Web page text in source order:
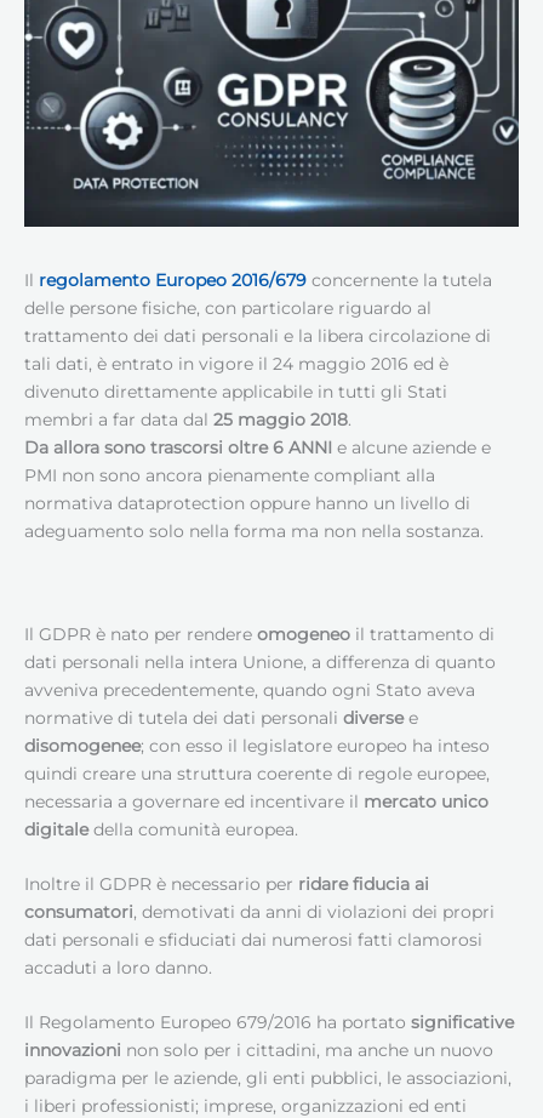
Il regolamento Europeo 2016/679 concernente la tutela
delle persone fisiche, con particolare riguardo al
trattamento dei dati personali e la libera circolazione di
tali dati, è entrato in vigore il 24 maggio 2016 ed è
divenuto direttamente applicabile in tutti gli Stati
membri a far data dal 25 maggio 2018.
Da allora sono trascorsi oltre 6 ANNI e alcune aziende e
PMI non sono ancora pienamente compliant alla
normativa dataprotection oppure hanno un livello di
adeguamento solo nella forma ma non nella sostanza.
Il GDPR è nato per rendere omogeneo il trattamento di
dati personali nella intera Unione, a differenza di quanto
avveniva precedentemente, quando ogni Stato aveva
normative di tutela dei dati personali diversee
disomogenee; con esso il legislatore europeo ha inteso
quindi creare una struttura coerente di regole europee,
necessaria a governare ed incentivare il mercato unico
digitaledella comunità europea.
Inoltre il GDPR è necessario per ridare fiducia ai
consumatori, demotivati da anni di violazioni dei propri
dati personali e sfiduciati dai numerosi fatti clamorosi
accaduti a loro danno.
Il Regolamento Europeo 679/2016 ha portato significative
innovazioni non solo per i cittadini, ma anche un nuovo
paradigma per le aziende, gli enti pubblici, le associazioni,
i liberi professionisti; imprese, organizzazioni ed enti